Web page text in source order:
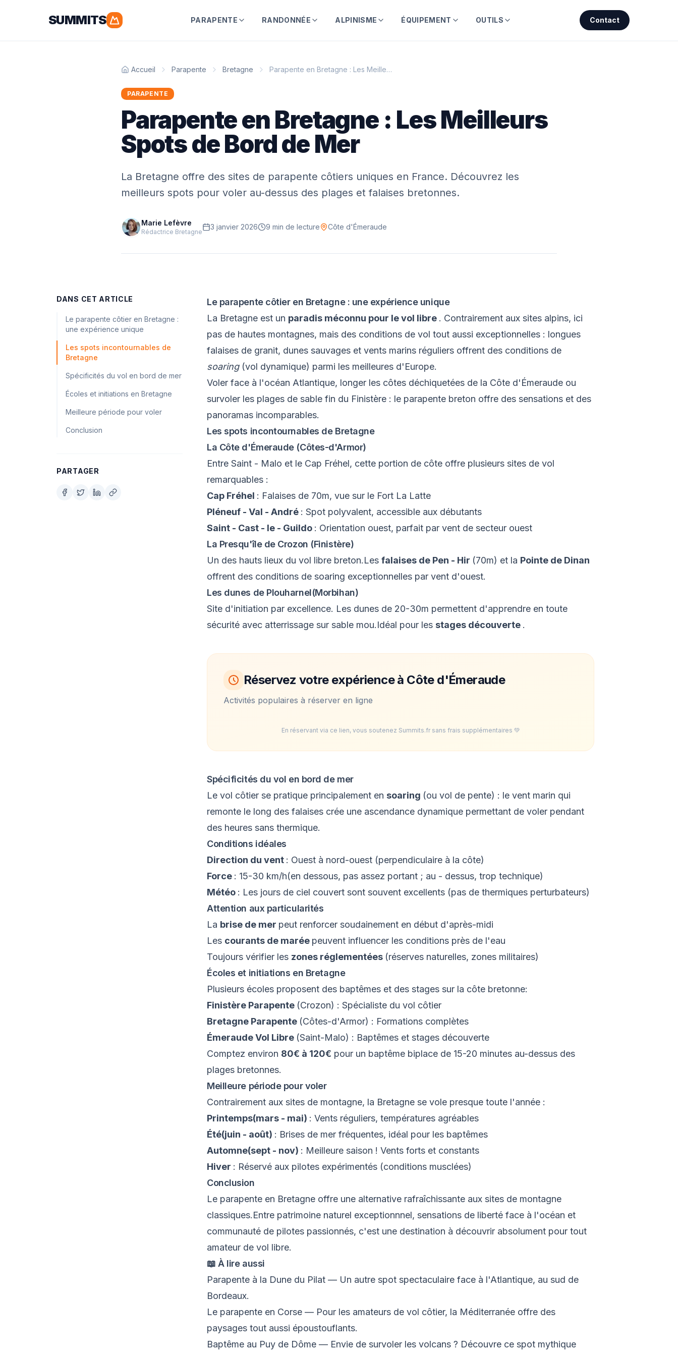
SUMMITS PARAPENTE RANDONNÉE ALPINISME ÉQUIPEMENT OUTILS Contact
Accueil Parapente Bretagne Parapente en Bretagne : Les Meilleurs Spots de Bord de Mer
PARAPENTE
Parapente en Bretagne : Les Meilleurs
Spots de Bord de Mer
La Bretagne offre des sites de parapente côtiers uniques en France. Découvrez les
meilleurs spots pour voler au-dessus des plages et falaises bretonnes.
Marie Lefèvre
Rédactrice Bretagne
3 janvier 2026 9 min de lecture Côte d'Émeraude
DANS CET ARTICLE
Le parapente côtier en Bretagne :
une expérience unique
Les spots incontournables de
Bretagne
Spécificités du vol en bord de mer
Écoles et initiations en Bretagne
Meilleure période pour voler
Conclusion
PARTAGER
Le parapente côtier en Bretagne : une expérience unique
La Bretagne est un paradis méconnu pour le vol libre . Contrairement aux sites alpins, ici
pas de hautes montagnes, mais des conditions de vol tout aussi exceptionnelles : longues
falaises de granit, dunes sauvages et vents marins réguliers offrent des conditions de
soaring(vol dynamique) parmi les meilleures d'Europe.
Voler face à l'océan Atlantique, longer les côtes déchiquetées de la Côte d'Émeraude ou
survoler les plages de sable fin du Finistère : le parapente breton offre des sensations et des
panoramas incomparables.
Les spots incontournables de Bretagne
La Côte d'Émeraude (Côtes-d'Armor)
Entre Saint - Malo et le Cap Fréhel, cette portion de côte offre plusieurs sites de vol
remarquables :
Cap Fréhel : Falaises de 70m, vue sur le Fort La Latte
Pléneuf - Val - André : Spot polyvalent, accessible aux débutants
Saint - Cast - le - Guildo : Orientation ouest, parfait par vent de secteur ouest
La Presqu'île de Crozon (Finistère)
Un des hauts lieux du vol libre breton.Les falaises de Pen - Hir (70m) et la Pointe de Dinan
offrent des conditions de soaring exceptionnelles par vent d'ouest.
Les dunes de Plouharnel(Morbihan)
Site d'initiation par excellence. Les dunes de 20-30m permettent d'apprendre en toute
sécurité avec atterrissage sur sable mou.Idéal pour les stages découverte .
Réservez votre expérience à Côte d'Émeraude
Activités populaires à réserver en ligne
En réservant via ce lien, vous soutenez Summits.fr sans frais supplémentaires 💚
Spécificités du vol en bord de mer
Le vol côtier se pratique principalement en soaring (ou vol de pente) : le vent marin qui
remonte le long des falaises crée une ascendance dynamique permettant de voler pendant
des heures sans thermique.
Conditions idéales
Direction du vent : Ouest à nord-ouest (perpendiculaire à la côte)
Force : 15-30 km/h(en dessous, pas assez portant ; au - dessus, trop technique)
Météo : Les jours de ciel couvert sont souvent excellents (pas de thermiques perturbateurs)
Attention aux particularités
La brise de mer peut renforcer soudainement en début d'après-midi
Les courants de marée peuvent influencer les conditions près de l'eau
Toujours vérifier les zones réglementées (réserves naturelles, zones militaires)
Écoles et initiations en Bretagne
Plusieurs écoles proposent des baptêmes et des stages sur la côte bretonne:
Finistère Parapente (Crozon) : Spécialiste du vol côtier
Bretagne Parapente (Côtes-d'Armor) : Formations complètes
Émeraude Vol Libre (Saint-Malo) : Baptêmes et stages découverte
Comptez environ 80€ à 120€ pour un baptême biplace de 15-20 minutes au-dessus des
plages bretonnes.
Meilleure période pour voler
Contrairement aux sites de montagne, la Bretagne se vole presque toute l'année :
Printemps(mars - mai) : Vents réguliers, températures agréables
Été(juin - août) : Brises de mer fréquentes, idéal pour les baptêmes
Automne(sept - nov) : Meilleure saison ! Vents forts et constants
Hiver : Réservé aux pilotes expérimentés (conditions musclées)
Conclusion
Le parapente en Bretagne offre une alternative rafraîchissante aux sites de montagne
classiques.Entre patrimoine naturel exceptionnnel, sensations de liberté face à l'océan et
communauté de pilotes passionnés, c'est une destination à découvrir absolument pour tout
amateur de vol libre.
📖 À lire aussi
Parapente à la Dune du Pilat — Un autre spot spectaculaire face à l'Atlantique, au sud de
Bordeaux.
Le parapente en Corse — Pour les amateurs de vol côtier, la Méditerranée offre des
paysages tout aussi époustouflants.
Baptême au Puy de Dôme — Envie de survoler les volcans ? Découvre ce spot mythique